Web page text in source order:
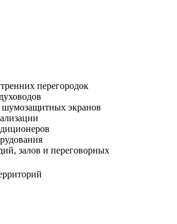
перегородок
шумозащитных экранов
залов и переговорных